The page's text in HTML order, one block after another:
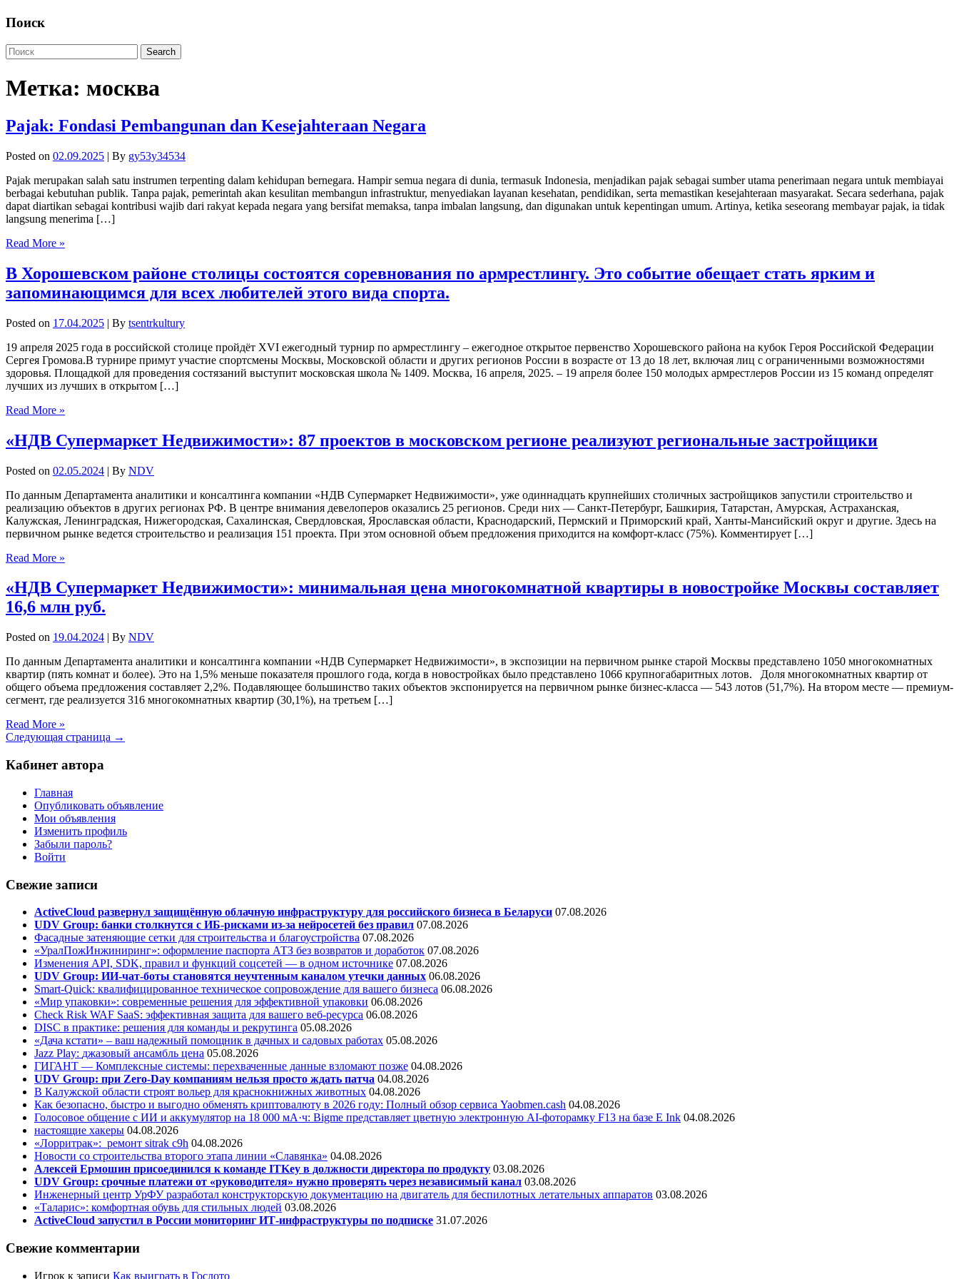
Поиск
Метка: москва
Pajak: Fondasi Pembangunan dan Kesejahteraan Negara
Posted on 02.09.2025 | By gy53y34534
Pajak merupakan salah satu instrumen terpenting dalam kehidupan bernegara. Hampir semua negara di dunia, termasuk Indonesia, menjadikan pajak sebagai sumber utama penerimaan negara untuk membiayai
berbagai kebutuhan publik. Tanpa pajak, pemerintah akan kesulitan membangun infrastruktur, menyediakan layanan kesehatan, pendidikan, serta memastikan kesejahteraan masyarakat. Secara sederhana, pajak
dapat diartikan sebagai kontribusi wajib dari rakyat kepada negara yang bersifat memaksa, tanpa imbalan langsung, dan digunakan untuk kepentingan umum. Artinya, ketika seseorang membayar pajak, ia tidak
langsung menerima […]
Read More »
В Хорошевском районе столицы состоятся соревнования по армрестлингу. Это событие обещает стать ярким и
запоминающимся для всех любителей этого вида спорта.
Posted on 17.04.2025 | By tsentrkultury
19 апреля 2025 года в российской столице пройдёт ХVI ежегодный турнир по армрестлингу – ежегодное открытое первенство Хорошевского района на кубок Героя Российской Федерации
Сергея Громова.В турнире примут участие спортсмены Москвы, Московской области и других регионов России в возрасте от 13 до 18 лет, включая лиц с ограниченными возможностями
здоровья. Площадкой для проведения состязаний выступит московская школа № 1409. Москва, 16 апреля, 2025. – 19 апреля более 150 молодых армрестлеров России из 15 команд определят
лучших из лучших в открытом […]
Read More »
«НДВ Супермаркет Недвижимости»: 87 проектов в московском регионе реализуют региональные застройщики
Posted on 02.05.2024 | By NDV
По данным Департамента аналитики и консалтинга компании «НДВ Супермаркет Недвижимости», уже одиннадцать крупнейших столичных застройщиков запустили строительство и
реализацию объектов в других регионах РФ. В центре внимания девелоперов оказались 25 регионов. Среди них — Санкт-Петербург, Башкирия, Татарстан, Амурская, Астраханская,
Калужская, Ленинградская, Нижегородская, Сахалинская, Свердловская, Ярославская области, Краснодарский, Пермский и Приморский край, Ханты-Мансийский округ и другие. Здесь на
первичном рынке ведется строительство и реализация 151 проекта. При этом основной объем предложения приходится на комфорт-класс (75%). Комментирует […]
Read More »
«НДВ Супермаркет Недвижимости»: минимальная цена многокомнатной квартиры в новостройке Москвы составляет
16,6 млн руб.
Posted on 19.04.2024 | By NDV
По данным Департамента аналитики и консалтинга компании «НДВ Супермаркет Недвижимости», в экспозиции на первичном рынке старой Москвы представлено 1050 многокомнатных
квартир (пять комнат и более). Это на 1,5% меньше показателя прошлого года, когда в новостройках было представлено 1066 крупногабаритных лотов. Доля многокомнатных квартир от
общего объема предложения составляет 2,2%. Подавляющее большинство таких объектов экспонируется на первичном рынке бизнес-класса — 543 лотов (51,7%). На втором месте — премиум-
сегмент, где реализуется 316 многокомнатных квартир (30,1%), на третьем […]
Read More »
Следующая страница →
Кабинет автора
Главная
Опубликовать объявление
Мои объявления
Изменить профиль
Забыли пароль?
Войти
Свежие записи
ActiveCloud развернул защищённую облачную инфраструктуру для российского бизнеса в Беларуси 07.08.2026
UDV Group: банки столкнутся с ИБ-рисками из-за нейросетей без правил 07.08.2026
Фасадные затеняющие сетки для строительства и благоустройства 07.08.2026
«УралПожИнжиниринг»: оформление паспорта АТЗ без возвратов и доработок 07.08.2026
Изменения API, SDK, правил и функций соцсетей — в одном источнике 07.08.2026
UDV Group: ИИ-чат-боты становятся неучтенным каналом утечки данных 06.08.2026
Smart-Quick: квалифицированное техническое сопровождение для вашего бизнеса 06.08.2026
«Мир упаковки»: современные решения для эффективной упаковки 06.08.2026
Check Risk WAF SaaS: эффективная защита для вашего веб-ресурса 06.08.2026
DISC в практике: решения для команды и рекрутинга 05.08.2026
«Дача кстати» – ваш надежный помощник в дачных и садовых работах 05.08.2026
Jazz Play: джазовый ансамбль цена 05.08.2026
ГИГАНТ — Комплексные системы: перехваченные данные взломают позже 04.08.2026
UDV Group: при Zero-Day компаниям нельзя просто ждать патча 04.08.2026
В Калужской области строят вольер для краснокнижных животных 04.08.2026
Как безопасно, быстро и выгодно обменять криптовалюту в 2026 году: Полный обзор сервиса Yaobmen.cash 04.08.2026
Голосовое общение с ИИ и аккумулятор на 18 000 мА·ч: Bigme представляет цветную электронную AI-фоторамку F13 на базе E Ink 04.08.2026
настоящие хакеры 04.08.2026
«Лорритрак»: ремонт sitrak c9h 04.08.2026
Новости со строительства второго этапа линии «Славянка» 04.08.2026
Алексей Ермошин присоединился к команде ITKey в должности директора по продукту 03.08.2026
UDV Group: срочные платежи от «руководителя» нужно проверять через независимый канал 03.08.2026
Инженерный центр УрФУ разработал конструкторскую документацию на двигатель для беспилотных летательных аппаратов 03.08.2026
«Таларис»: комфортная обувь для стильных людей 03.08.2026
ActiveCloud запустил в России мониторинг ИТ-инфраструктуры по подписке 31.07.2026
Свежие комментарии
Игрок к записи Как выиграть в Гослото